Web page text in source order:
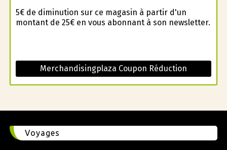
5€ de diminution sur ce magasin à partir d'un
montant de 25€ en vous abonnant à son newsletter.
Merchandisingplaza Coupon Réduction
Voyages